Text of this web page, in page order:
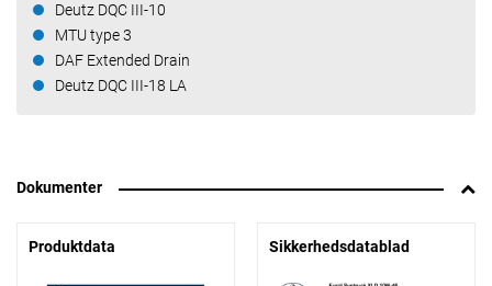
Deutz DQC III-10
MTU type 3
DAF Extended Drain
Deutz DQC III-18 LA
Dokumenter
Produktdata Sikkerhedsdatablad